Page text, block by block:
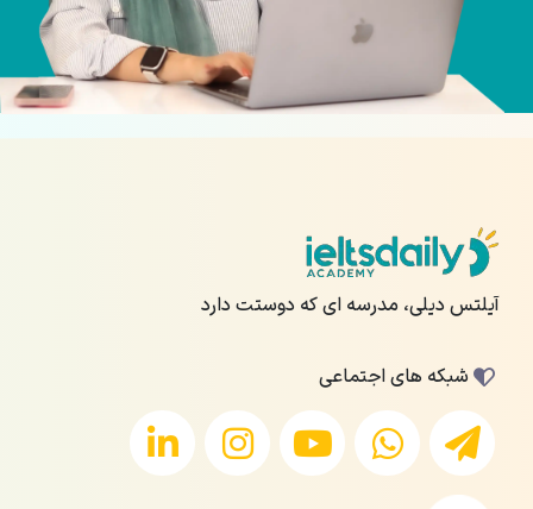
آیلتس دیلی، مدرسه ای که دوستت دارد
شبکه های اجتماعی